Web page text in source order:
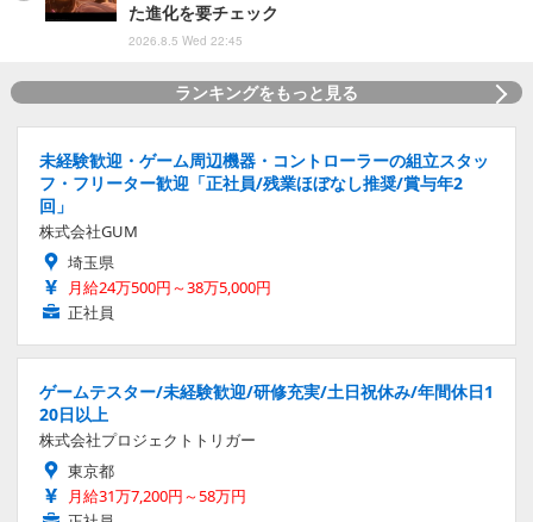
た進化を要チェック
2026.8.5 Wed 22:45
ランキングをもっと見る
未経験歓迎・ゲーム周辺機器・コントローラーの組立スタッ
フ・フリーター歓迎「正社員/残業ほぼなし推奨/賞与年2
回」
株式会社GUM
埼玉県
月給24万500円～38万5,000円
正社員
ゲームテスター/未経験歓迎/研修充実/土日祝休み/年間休日1
20日以上
株式会社プロジェクトトリガー
東京都
月給31万7,200円～58万円